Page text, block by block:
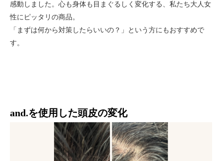
感動しました。心も身体も目まぐるしく変化する、私たち大人女
性にピッタリの商品。
「まずは何から対策したらいいの？」という方にもおすすめで
す。
and.を使用した頭皮の変化